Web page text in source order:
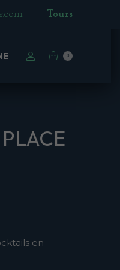
Tours
0
en